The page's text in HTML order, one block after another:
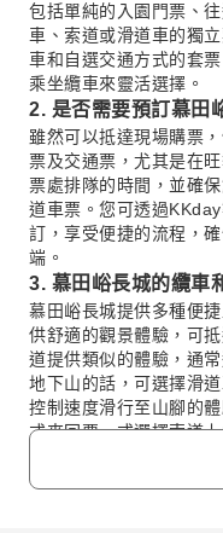
包括單純的入園門票、
車、索道或滑道車的獨
車和自選交通方式的套
乘坐纜車來靈活選擇。
2. 是否需要預訂慕田
雖然可以抵達現場購票
票及交通票，尤其是在
票處排隊的時間，並確
道車票。您可透過
訂，享受便捷的流程，
端。
3. 慕田峪長城的纜車
慕田峪長城提供多種便
供舒適的觀景體驗，可
道提供類似的體驗，通
地下山的話，可選擇滑
控制速度滑行至山腳的
或來回票，或選擇索道
4. 有什麼公共交通前
從北京搭乘公共交通前